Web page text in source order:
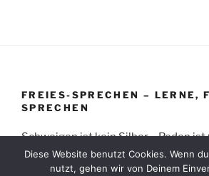
FREIES-SPRECHEN – LERNE,
SPRECHEN
Schweigen ist kein Silber – Reden ist
Diese Website benutzt Cookies. Wenn
nutzt, gehen wir von Deinem